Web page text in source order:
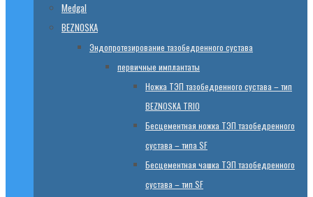
Medgal
BEZNOSKA
Эндопротезированиe тазобедренного сустава
первичные имплантаты
Ножка ТЭП тазобедренного сустава – тип
BEZNOSKA TRIO
Бесцементная ножка ТЭП тазобедренного
сустава – типа SF
Бесцементная чашка ТЭП тазобедренного
сустава – тип SF